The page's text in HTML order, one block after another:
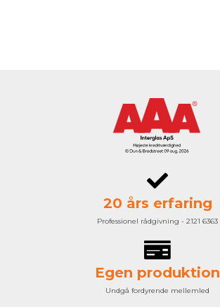
20 års erfaring
Professionel rådgivning - 2121 6363
Egen produktion
Undgå fordyrende mellemled